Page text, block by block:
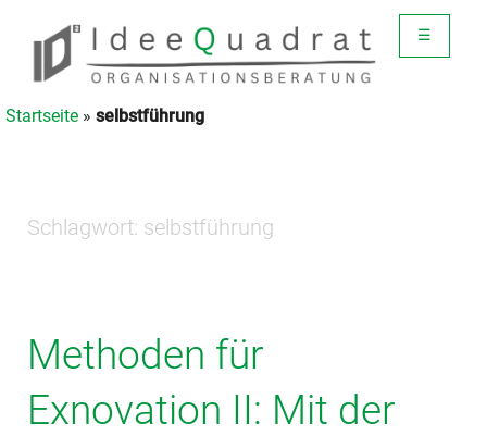
☰
Startseite » selbstführung
Schlagwort: selbstführung
Methoden für
Exnovation II: Mit der